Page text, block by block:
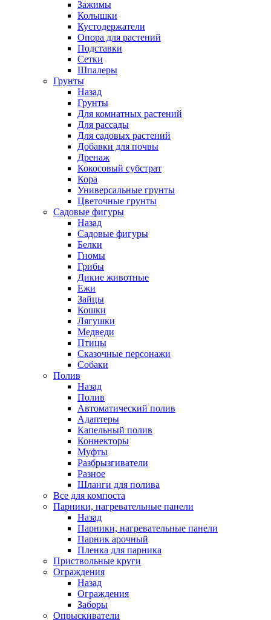
Зажимы
Колышки
Кустодержатели
Опора для растений
Подставки
Сетки
Шпалеры
Грунты
Назад
Грунты
Для комнатных растений
Для рассады
Для садовых растений
Добавки для почвы
Дренаж
Кокосовый субстрат
Кора
Универсальные грунты
Цветочные грунты
Садовые фигуры
Назад
Садовые фигуры
Белки
Гномы
Грибы
Дикие животные
Ежи
Зайцы
Кошки
Лягушки
Медведи
Птицы
Сказочные персонажи
Собаки
Полив
Назад
Полив
Автоматический полив
Адаптеры
Капельный полив
Коннекторы
Муфты
Разбрызгиватели
Разное
Шланги для полива
Все для компоста
Парники, нагревательные панели
Назад
Парники, нагревательные панели
Парник арочный
Пленка для парника
Приствольные круги
Ограждения
Назад
Ограждения
Заборы
Опрыскиватели